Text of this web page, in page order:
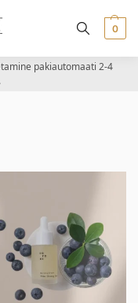
0
pakiautomaati 2-4